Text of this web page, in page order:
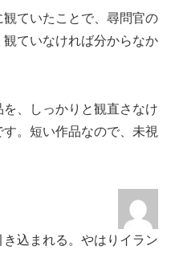
観ていたことで、尋問官の
ていなければ分からなか
、しっかりと観直さなけ
。短い作品なので、未視
込まれる。やはりイラン